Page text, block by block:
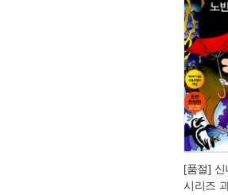
[품절]
시리즈